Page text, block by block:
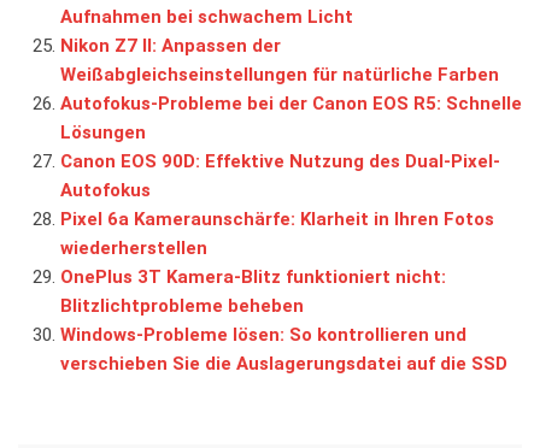
Aufnahmen bei schwachem Licht
Nikon Z7 II: Anpassen der
Weißabgleichseinstellungen für natürliche Farben
Autofokus-Probleme bei der Canon EOS R5: Schnelle
Lösungen
Canon EOS 90D: Effektive Nutzung des Dual-Pixel-
Autofokus
Pixel 6a Kameraunschärfe: Klarheit in Ihren Fotos
wiederherstellen
OnePlus 3T Kamera-Blitz funktioniert nicht:
Blitzlichtprobleme beheben
Windows-Probleme lösen: So kontrollieren und
verschieben Sie die Auslagerungsdatei auf die SSD